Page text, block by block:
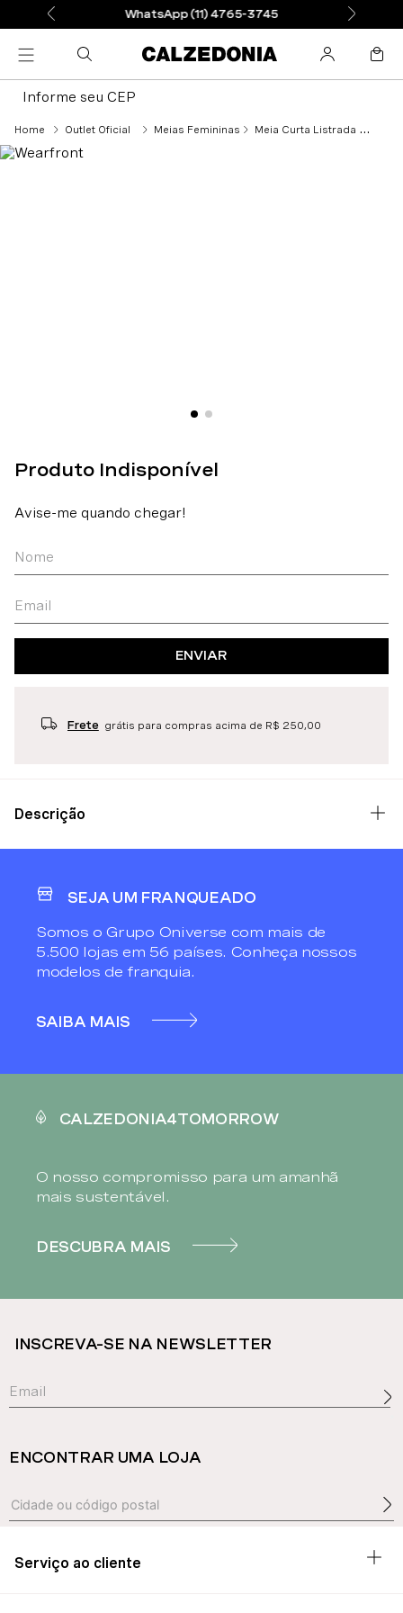
WhatsApp (11) 4765-3745
Informe seu CEP
Outlet Oficial Meias Femininas Meia Curta Listrada Com Cashmere e Glitter - Azul
ENVIAR
Frete grátis para compras acima de R$ 250,00
Descrição
SEJA UM FRANQUEADO
Somos o Grupo Oniverse com mais de
5.500 lojas em 56 países. Conheça nossos
modelos de franquia.
SAIBA MAIS
CALZEDONIA4TOMORROW
O nosso compromisso para um amanhã
mais sustentável.
DESCUBRA MAIS
INSCREVA-SE NA NEWSLETTER
ENCONTRAR UMA LOJA
Serviço ao cliente